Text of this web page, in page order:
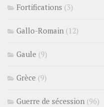
Fortifications (3)
Gallo-Romain (12)
Gaule (9)
Grèce (9)
Guerre de sécession (96)